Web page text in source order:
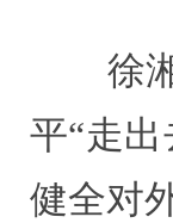
徐湘
平“走
健全对